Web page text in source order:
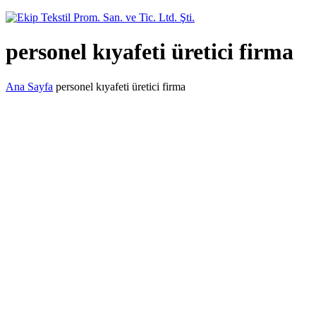
personel kıyafeti üretici firma
Ana Sayfa personel kıyafeti üretici firma